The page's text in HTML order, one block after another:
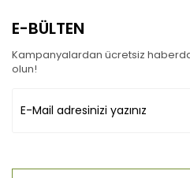
E-BÜLTEN
Kampanyalardan ücretsiz
olun!